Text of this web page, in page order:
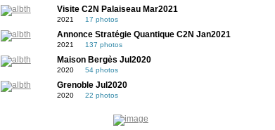
Visite C2N Palaiseau Mar2021
2021 17 photos
Annonce Stratégie Quantique C2N Jan2021
2021 137 photos
Maison Bergès Jul2020
2020 54 photos
Grenoble Jul2020
2020 22 photos